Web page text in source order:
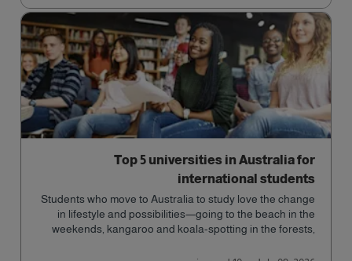
Top 5 universities in Australia for
international students
Students who move to Australia to study love the change
in lifestyle and possibilities—going to the beach in the
weekends, kangaroo and koala-spotting in the forests,